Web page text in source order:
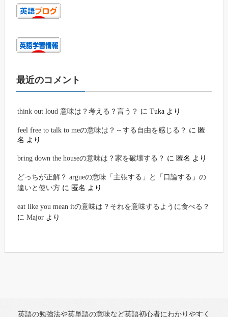
最近のコメント
think out loud 意味は？考える？言う？ にTuka より
feel free to talk to meの意味は？～する自由を感じる？ に 匿
名 より
bring down the houseの意味は？家を破壊する？ に 匿名 より
どっちが正解？ argueの意味「主張する」と「口論する」の
違いと使い方 に 匿名 より
eat like you mean itの意味は？それを意味するように食べる？
にMajor より
英語の勉強法や英単語の意味など英語初心者にわかりやすく